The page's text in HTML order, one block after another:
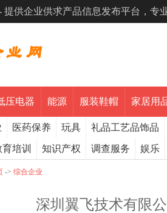
提供企业供求产品信息发布平台，专
压电器 能源 服装鞋帽 家居用
医药保养 玩具 礼品工艺品饰品
培训 知识产权 调查服务 娱乐
-> 综合企业
深圳翼飞技术有限